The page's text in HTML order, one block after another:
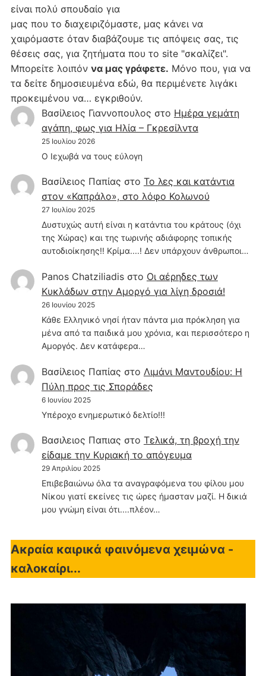
είναι πολύ σπουδαίο για
μας που το διαχειριζόμαστε, μας κάνει να
χαιρόμαστε όταν διαβάζουμε τις απόψεις σας, τις
θέσεις σας, για ζητήματα που το site "σκαλίζει".
Μπορείτε λοιπόν να μας γράφετε. Μόνο που, για να
τα δείτε δημοσιευμένα εδώ, θα περιμένετε λιγάκι
προκειμένου να… εγκριθούν.
Βασίλειος Γιαννοπουλος στο Hμέρα γεμάτη
αγάπη, φως για Ηλία – Γκρεσίλντα
25 Ιουλίου 2026
Ο Ιεχωβά να τους εύλογη
Βασίλειος Παπίας στο Το λες και κατάντια
στον «Καπράλο», στο λόφο Κολωνού
27 Ιουλίου 2025
Δυστυχώς αυτή είναι η κατάντια του κράτους (όχι
της Χώρας) και της τωρινής αδιάφορης τοπικής
αυτοδιοίκησης!! Κρίμα....! Δεν υπάρχουν άνθρωποι…
Panos Chatziliadisστο Οι αέρηδες των
Κυκλάδων στην Αμοργό για λίγη δροσιά!
26 Ιουνίου 2025
Κάθε Ελληνικό νησί ήταν πάντα μια πρόκληση για
μένα από τα παιδικά μου χρόνια, και περισσότερο η
Αμοργός. Δεν κατάφερα…
Βασίλειος Παπίας στο Λιμάνι Μαντουδίου: Η
Πύλη προς τις Σποράδες
6 Ιουνίου 2025
Υπέροχο ενημερωτικό δελτίο!!!
Βασιλειος Παπιας στο Τελικά, τη βροχή την
είδαμε την Κυριακή το απόγευμα
29 Απριλίου 2025
Επιβεβαιώνω όλα τα αναγραφόμενα του φίλου μου
Νίκου γιατί εκείνες τις ώρες ήμασταν μαζί. Η δικιά
μου γνώμη είναι ότι....πλέον…
Ακραία καιρικά φαινόμενα χειμώνα -
καλοκαίρι...